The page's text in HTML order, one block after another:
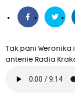
Tak pani Weronika
antenie Radia